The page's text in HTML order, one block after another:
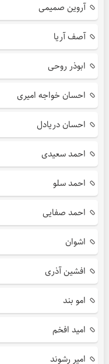
آروین صمیمی
آصف آریا
ابوذر روحی
احسان خواجه امیری
احسان دریادل
احمد سعیدی
احمد سلو
احمد صفایی
اشوان
افشین آذری
امو بند
امید افخم
امیر رشوند